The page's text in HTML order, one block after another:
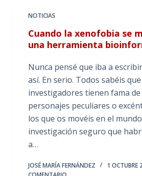
NOTICIAS
Cuando la xenofobia se
una herramienta
Nunca pensé que iba a
así. En serio. Todos sabéis
investigadores tienen fama
personajes peculiares o
los que os movéis en el
investigación seguro que
a…
JOSÉ MARÍA FERNÁNDEZ 1 OCTUBRE